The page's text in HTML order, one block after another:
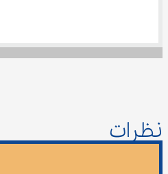
نظرات